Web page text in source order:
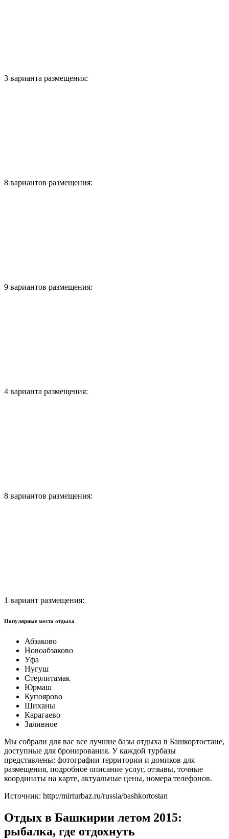
3 варианта размещения:
8 вариантов размещения:
9 вариантов размещения:
4 варианта размещения:
8 вариантов размещения:
1 вариант размещения:
Популярные места отдыха
Абзаково
Новоабзаково
Уфа
Нугуш
Стерлитамак
Юрмаш
Купоярово
Шиханы
Карагаево
Заливное
Мы собрали для вас все лучшие базы отдыха в Башкортостане,
доступные для бронирования. У каждой турбазы
представлены: фотографии территории и домиков для
размещения, подробное описание услуг, отзывы, точные
координаты на карте, актуальные цены, номера телефонов.
Источник: http://mirturbaz.ru/russia/bashkortostan
Отдых в Башкирии летом 2015:
рыбалка, где отдохнуть